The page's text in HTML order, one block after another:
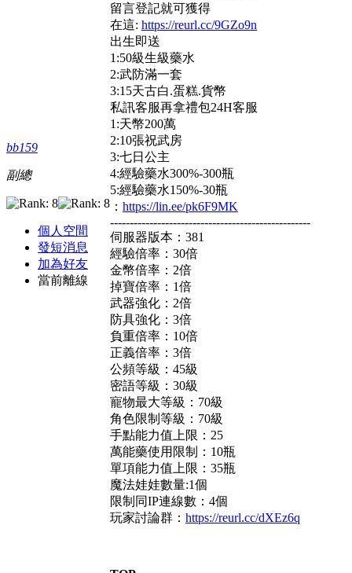
bb159
副總
個人空間
發短消息
加為好友
當前離線
留言登記就可獲得
在這: https://reurl.cc/9GZo9n
出生即送
1:50級生級藥水
2:武防滿一套
3:15天古白.蛋糕.貨幣
私訊客服再拿禮包24H客服
1:天幣200萬
2:10張祝武房
3:七日公主
4:經驗藥水300%-300瓶
5:經驗藥水150%-30瓶
： https://lin.ee/pk6F9MK
---------------------------------------------------
伺服器版本：381
經驗倍率：30倍
金幣倍率：2倍
掉寶倍率：1倍
武器強化：2倍
防具強化：3倍
負重倍率：10倍
正義倍率：3倍
公頻等級：45級
密語等級：30級
寵物最大等級：70級
角色限制等級：70級
手點能力值上限：25
萬能藥使用限制：10瓶
單項能力值上限：35瓶
魔法娃娃數量:1個
限制同IP連線數：4個
玩家討論群： https://reurl.cc/dXEz6q